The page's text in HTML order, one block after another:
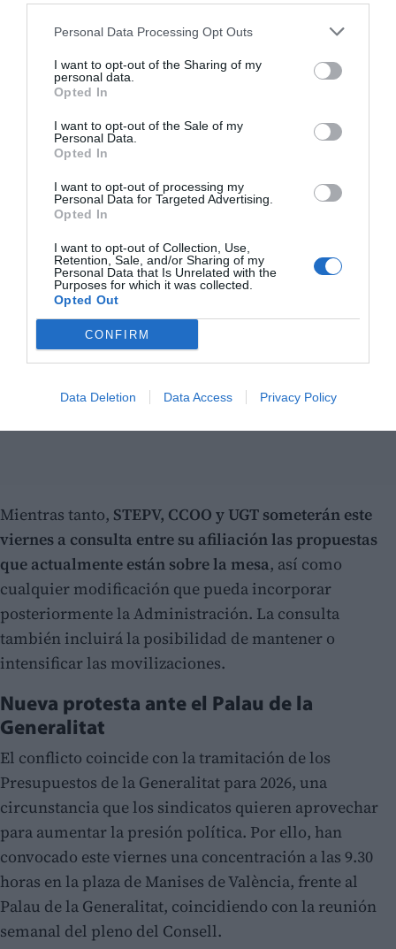
Personal Data Processing Opt Outs
I want to opt-out of the Sharing of my
personal data.
Opted In
I want to opt-out of the Sale of my
Personal Data.
Opted In
I want to opt-out of processing my
Personal Data for Targeted Advertising.
Opted In
I want to opt-out of Collection, Use,
Retention, Sale, and/or Sharing of my
Personal Data that Is Unrelated with the
Purposes for which it was collected.
Opted Out
CONFIRM
Data Deletion Data Access Privacy Policy
Mientras tanto, STEPV, CCOO y UGT someterán este
viernes a consulta entre su afiliación las propuestas
que actualmente están sobre la mesa, así como
cualquier modificación que pueda incorporar
posteriormente la Administración. La consulta
también incluirá la posibilidad de mantener o
intensificar las movilizaciones.
Nueva protesta ante el Palau de la
Generalitat
El conflicto coincide con la tramitación de los
Presupuestos de la Generalitat para 2026, una
circunstancia que los sindicatos quieren aprovechar
para aumentar la presión política. Por ello, han
convocado este viernes una concentración a las 9.30
horas en la plaza de Manises de València, frente al
Palau de la Generalitat, coincidiendo con la reunión
semanal del pleno del Consell.